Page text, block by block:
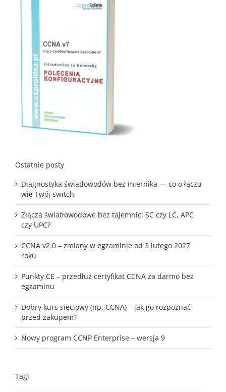
Diagnostyka światłowodów bez miernika — co o łączu
wie Twój switch
Złącza światłowodowe bez tajemnic: SC czy LC, APC
czy UPC?
CCNA v2.0 – zmiany w egzaminie od 3 lutego 2027
roku
egzaminu
Dobry kurs sieciowy (np. CCNA) – jak go rozpoznać
przed zakupem?
Nowy program CCNP Enterprise – wersja 9